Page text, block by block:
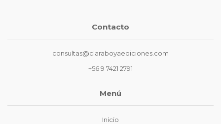
Contacto
consultas@claraboyaediciones.com
+56 9 7421 2791
Menú
Inicio